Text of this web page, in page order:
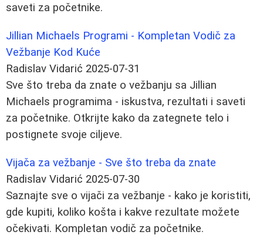
saveti za početnike.
Jillian Michaels Programi - Kompletan Vodič za
Vežbanje Kod Kuće
Radislav Vidarić 2025-07-31
Sve što treba da znate o vežbanju sa Jillian
Michaels programima - iskustva, rezultati i saveti
za početnike. Otkrijte kako da zategnete telo i
postignete svoje ciljeve.
Vijača za vežbanje - Sve što treba da znate
Radislav Vidarić 2025-07-30
Saznajte sve o vijači za vežbanje - kako je koristiti,
gde kupiti, koliko košta i kakve rezultate možete
očekivati. Kompletan vodič za početnike.